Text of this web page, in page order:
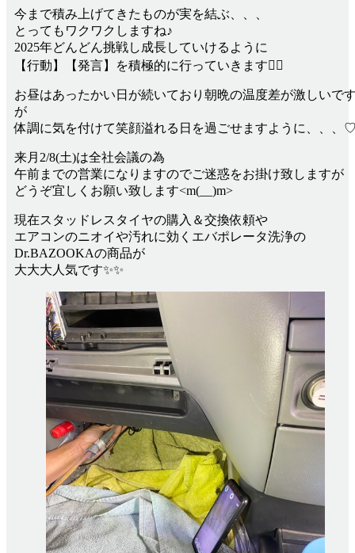
今まで積み上げてきたものが実を結ぶ、、、
とってもワクワクしますね♪
2025年どんどん挑戦し成長していけるように
【行動】【発言】を積極的に行っていきます🙋‍♀️
お昼はあったかい日が続いており朝晩の温度差が激しいで
が
体調に気を付けて笑顔溢れる日を過ごせますように、、、
来月2/8(土)は全社会議の為
午前までの営業になりますのでご迷惑をお掛け致しますが
どうぞ宜しくお願い致します<m(__)m>
現在スタッドレスタイヤの購入＆交換依頼や
エアコンのニオイや汚れに効くエバポレータ洗浄の
Dr.BAZOOKAの商品が
大大大人気です✨✨